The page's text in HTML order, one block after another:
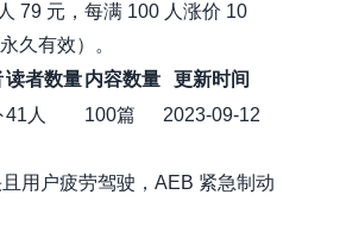
79 元，每满 100 人涨价 10
久有效）。
读者数量内容数量
更新时间
41人 100篇
2023-09-12
用户疲劳驾驶，AEB 紧急制动